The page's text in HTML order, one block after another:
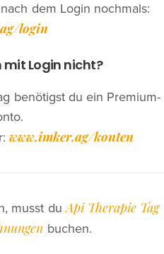
dem Login nochmals:
login
mit Login nicht?
benötigst du ein Premium-
www.imker.ag/konten
musst duApi Therapie Tag
buchen.